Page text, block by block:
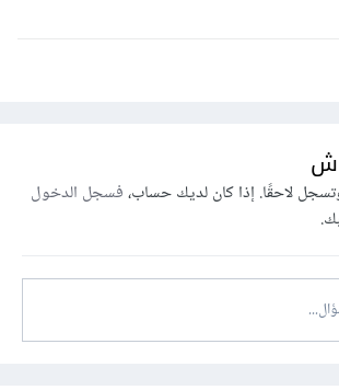
لاحقًا. إذا كان لديك حساب،فسجل الدخول